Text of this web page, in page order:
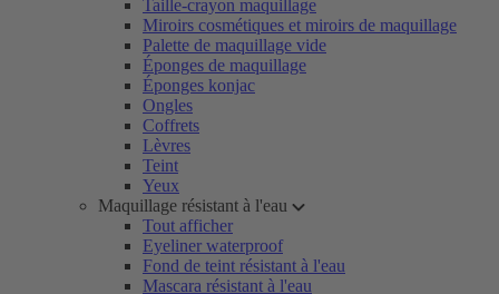
Taille-crayon maquillage
Miroirs cosmétiques et miroirs de maquillage
Palette de maquillage vide
Éponges de maquillage
Éponges konjac
Ongles
Coffrets
Lèvres
Teint
Yeux
Maquillage résistant à l'eau
Tout afficher
Eyeliner waterproof
Fond de teint résistant à l'eau
Mascara résistant à l'eau